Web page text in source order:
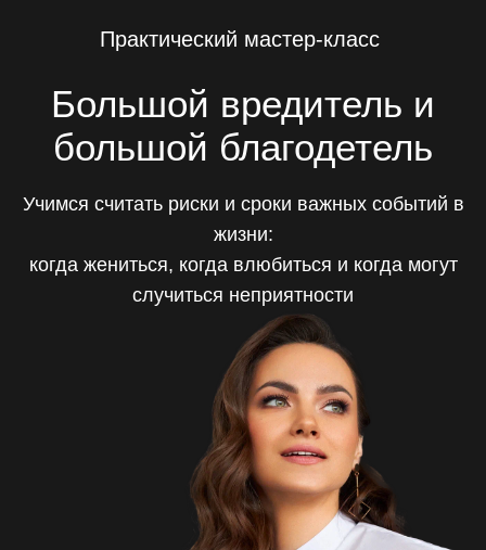
Практический мастер-класс
КУПИТЬ ЗАПИСЬ
Учимся считать риски и сроки важных событий в
случиться неприятности
большой благодетель